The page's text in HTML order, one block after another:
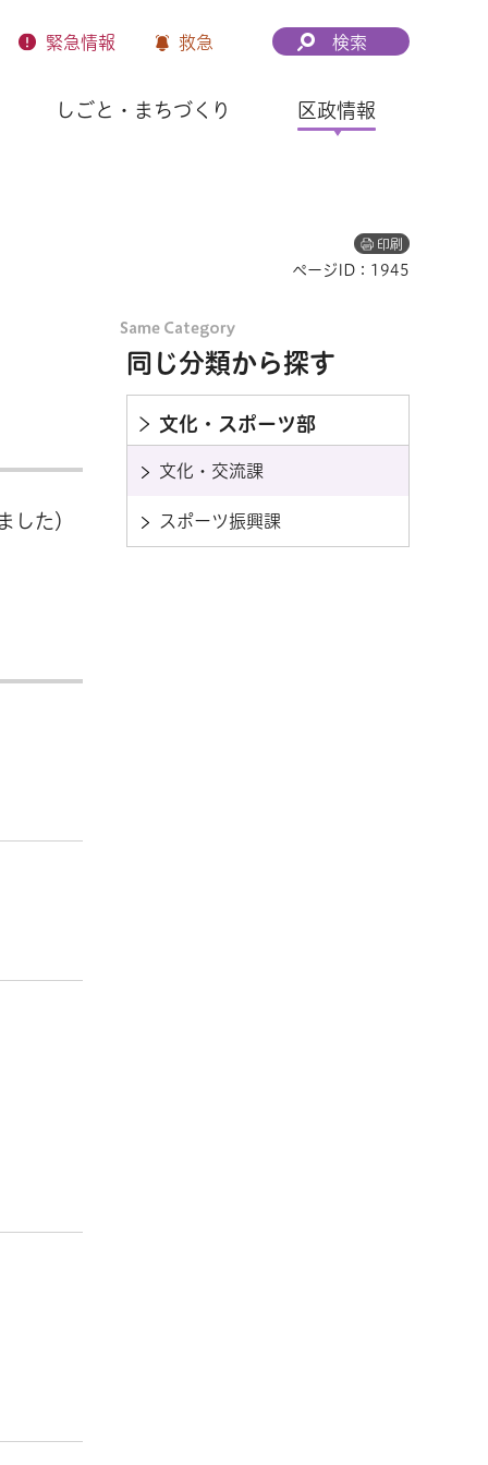
緊急情報 救急 検索
しごと・まちづくり 区政情報
印刷
ページID：1945
した）
同じ分類から探す
文化・スポーツ部
文化・交流課
スポーツ振興課